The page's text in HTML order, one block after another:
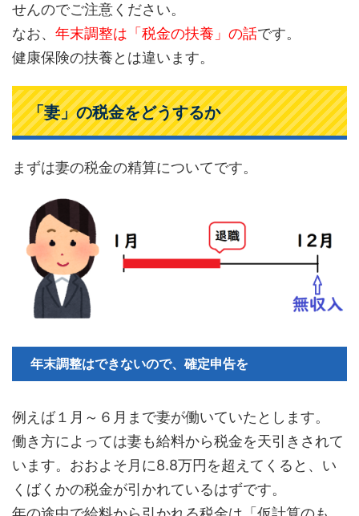
せんのでご注意ください。
なお、 年末調整は「税金の扶養」の話です。
健康保険の扶養とは違います。
「妻」の税金をどうするか
まずは妻の税金の精算についてです。
年末調整はできないので、確定申告を
例えば１月～６月まで妻が働いていたとします。
働き方によっては妻も給料から税金を天引きされて
います。おおよそ月に8.8万円を超えてくると、い
くばくかの税金が引かれているはずです。